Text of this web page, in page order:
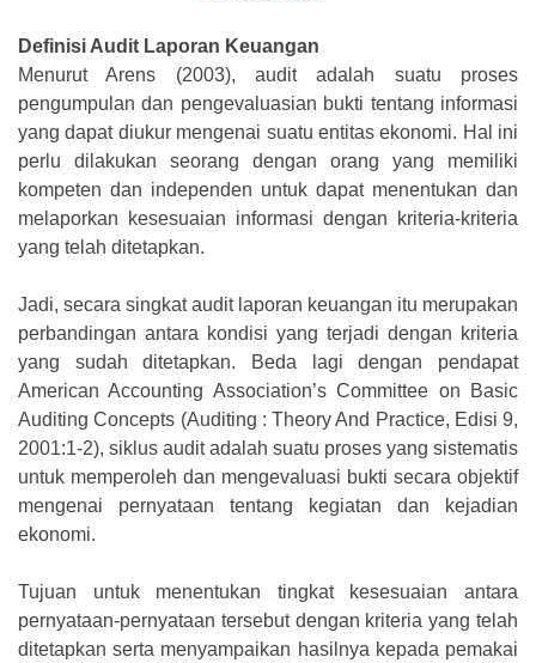
Definisi Audit Laporan Keuangan
Menurut Arens (2003), audit adalah suatu proses
pengumpulan dan pengevaluasian bukti tentang informasi
yang dapat diukur mengenai suatu entitas ekonomi. Hal ini
perlu dilakukan seorang dengan orang yang memiliki
kompeten dan independen untuk dapat menentukan dan
melaporkan kesesuaian informasi dengan kriteria-kriteria
yang telah ditetapkan.
Jadi, secara singkat audit laporan keuangan itu merupakan
perbandingan antara kondisi yang terjadi dengan kriteria
yang sudah ditetapkan. Beda lagi dengan pendapat
American Accounting Association’s Committee on Basic
Auditing Concepts (Auditing : Theory And Practice, Edisi 9,
2001:1-2), siklus audit adalah suatu proses yang sistematis
untuk memperoleh dan mengevaluasi bukti secara objektif
mengenai pernyataan tentang kegiatan dan kejadian
ekonomi.
Tujuan untuk menentukan tingkat kesesuaian antara
pernyataan-pernyataan tersebut dengan kriteria yang telah
ditetapkan serta menyampaikan hasilnya kepada pemakai